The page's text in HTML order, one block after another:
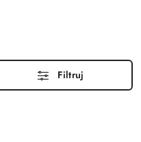
Filtruj